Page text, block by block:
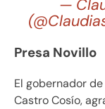
—
Presa Novillo
El gobernador
Castro Cosío,